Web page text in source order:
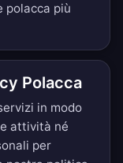
polacca più
Polacca
in modo
attività né
per